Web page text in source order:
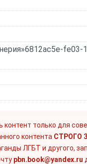
fe03-
только для
контента СТРОГО
ЛГБТ и другого,
pbn.book@yandex.ru